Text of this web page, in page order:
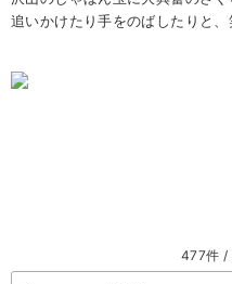
追いかけたり手をのばしたりと、
477件 /